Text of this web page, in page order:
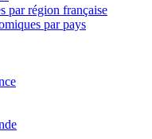
par région française
par pays